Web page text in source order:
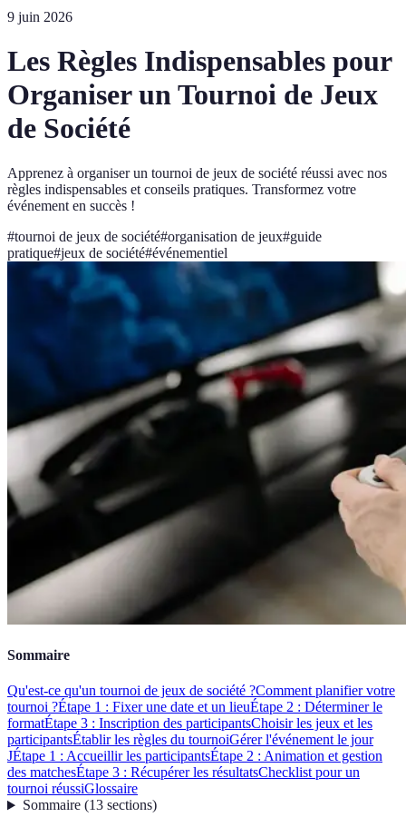
9 juin 2026
Les Règles Indispensables pour
Organiser un Tournoi de Jeux
de Société
Apprenez à organiser un tournoi de jeux de société réussi avec nos
règles indispensables et conseils pratiques. Transformez votre
événement en succès !
#tournoi de jeux de société#organisation de jeux#guide
pratique#jeux de société#événementiel
Sommaire
Qu'est-ce qu'un tournoi de jeux de société ?Comment planifier votre
tournoi ?Étape 1 : Fixer une date et un lieuÉtape 2 : Déterminer le
formatÉtape 3 : Inscription des participantsChoisir les jeux et les
participantsÉtablir les règles du tournoiGérer l'événement le jour
JÉtape 1 : Accueillir les participantsÉtape 2 : Animation et gestion
des matchesÉtape 3 : Récupérer les résultatsChecklist pour un
tournoi réussiGlossaire
Sommaire(13 sections)